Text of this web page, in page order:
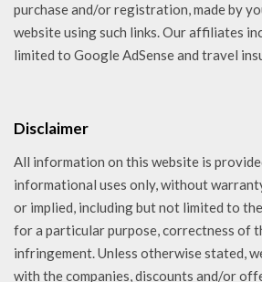
purchase and/or registration, made by
website using such links. Our affiliates
limited to Google AdSense and travel
Disclaimer
All information on this website is
informational uses only, without
or implied, including but not limited to
for a particular purpose, correctness of
infringement. Unless otherwise stated,
with the companies, discounts and/or